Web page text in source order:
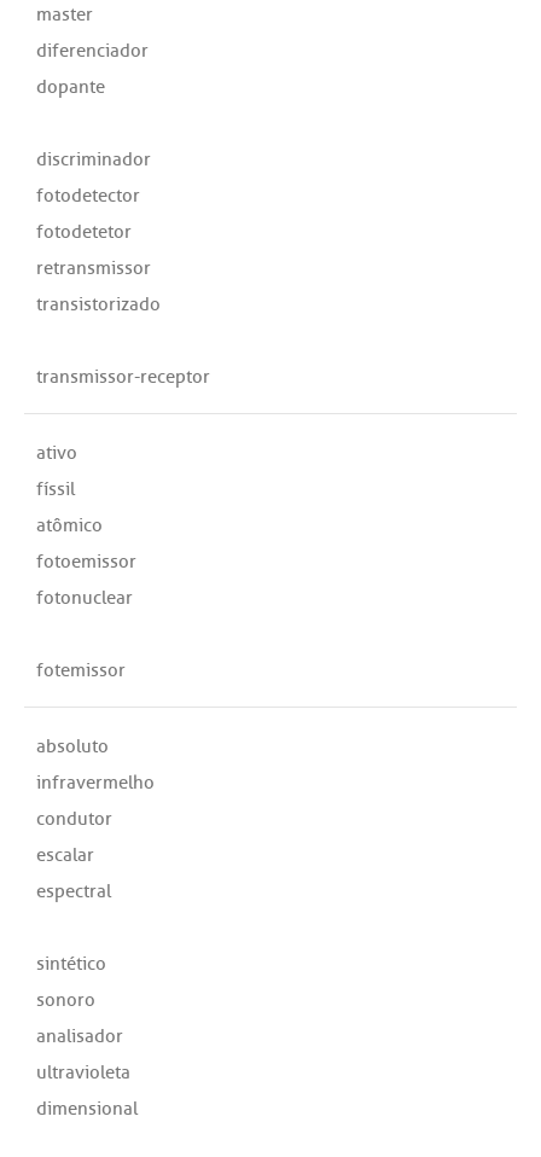
master
diferenciador
dopante
discriminador
fotodetector
fotodetetor
retransmissor
transistorizado
transmissor-receptor
ativo
físsil
atômico
fotoemissor
fotonuclear
fotemissor
absoluto
infravermelho
condutor
escalar
espectral
sintético
sonoro
analisador
ultravioleta
dimensional